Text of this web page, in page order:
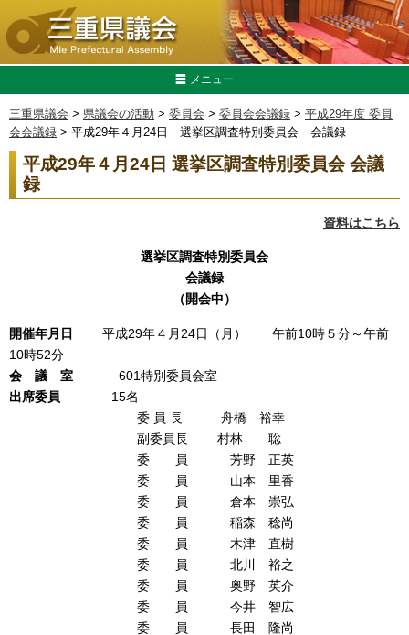
メニュー
三重県議会 > 県議会の活動 > 委員会 > 委員会会議録 > 平成29年度 委員
会会議録 > 平成29年４月24日 選挙区調査特別委員会 会議録
平成29年４月24日 選挙区調査特別委員会 会議
録
資料はこちら
選挙区調査特別委員会
会議録
（開会中）
開催年月日
平成29年４月24日（月） 午前10時５分～午前
10時52分
会 議 室 601特別委員会室
出席委員 15名
委 員 長 舟橋 裕幸
副委員長 村林 聡
委 員 芳野 正英
委 員 山本 里香
委 員 倉本 崇弘
委 員 稲森 稔尚
委 員 木津 直樹
委 員 北川 裕之
委 員 奥野 英介
委 員 今井 智広
委 員 長田 隆尚